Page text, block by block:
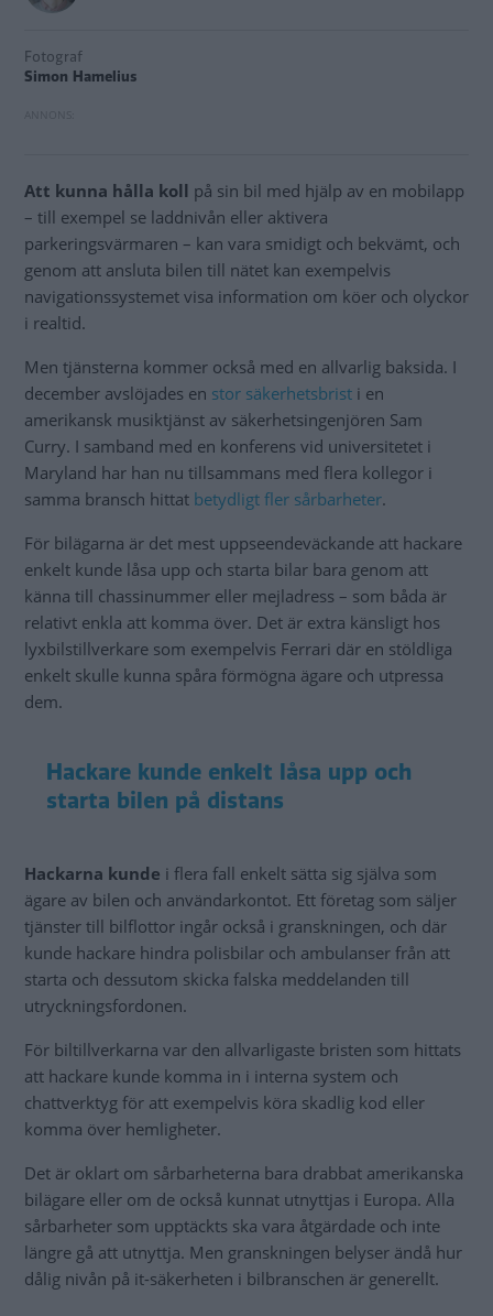
Fotograf
Simon Hamelius
Att kunna hålla koll på sin bil med hjälp av en mobilapp
– till exempel se laddnivån eller aktivera
parkeringsvärmaren – kan vara smidigt och bekvämt, och
genom att ansluta bilen till nätet kan exempelvis
navigationssystemet visa information om köer och olyckor
i realtid.
Men tjänsterna kommer också med en allvarlig baksida. I
december avslöjades en stor säkerhetsbrist i en
amerikansk musiktjänst av säkerhetsingenjören Sam
Curry. I samband med en konferens vid universitetet i
Maryland har han nu tillsammans med flera kollegor i
samma bransch hittat betydligt fler sårbarheter.
För bilägarna är det mest uppseendeväckande att hackare
enkelt kunde låsa upp och starta bilar bara genom att
känna till chassinummer eller mejladress – som båda är
relativt enkla att komma över. Det är extra känsligt hos
lyxbilstillverkare som exempelvis Ferrari där en stöldliga
enkelt skulle kunna spåra förmögna ägare och utpressa
dem.
Hackare kunde enkelt låsa upp och
starta bilen på distans
Hackarna kunde i flera fall enkelt sätta sig själva som
ägare av bilen och användarkontot. Ett företag som säljer
tjänster till bilflottor ingår också i granskningen, och där
kunde hackare hindra polisbilar och ambulanser från att
starta och dessutom skicka falska meddelanden till
utryckningsfordonen.
För biltillverkarna var den allvarligaste bristen som hittats
att hackare kunde komma in i interna system och
chattverktyg för att exempelvis köra skadlig kod eller
komma över hemligheter.
Det är oklart om sårbarheterna bara drabbat amerikanska
bilägare eller om de också kunnat utnyttjas i Europa. Alla
sårbarheter som upptäckts ska vara åtgärdade och inte
längre gå att utnyttja. Men granskningen belyser ändå hur
dålig nivån på it-säkerheten i bilbranschen är generellt.